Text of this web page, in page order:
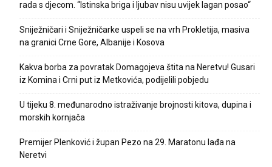
rada s djecom. “Istinska briga i ljubav nisu uvijek lagan posao“
Sniježničari i Sniježničarke uspeli se na vrh Prokletija, masiva
na granici Crne Gore, Albanije i Kosova
Kakva borba za povratak Domagojeva štita na Neretvu! Gusari
iz Komina i Crni put iz Metkovića, podijelili pobjedu
U tijeku 8. međunarodno istraživanje brojnosti kitova, dupina i
morskih kornjača
Premijer Plenković i župan Pezo na 29. Maratonu lađa na
Neretvi